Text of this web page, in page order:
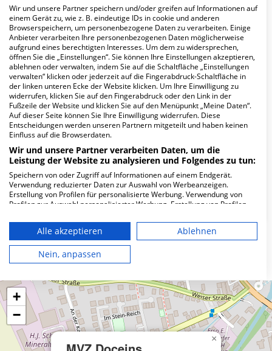
FAQ
Hier ﬁnden Sie häuﬁg gestellte Fragen zu dieser Klinik.
Wie lautet die Adresse von MVZ Doceins West
GmbH?
Hauptstr. 123
56170 Bendorf
Wie ist die Telefonnummer von MVZ Doceins
West GmbH?
Karte
×
+
−
Wir und unsere Partner speichern und/oder greifen auf Informationen auf
einem Gerät zu, wie z. B. eindeutige IDs in cookie und anderen
Browserspeichern, um personenbezogene Daten zu verarbeiten. Einige
Anbieter verarbeiten Ihre personenbezogenen Daten möglicherweise
aufgrund eines berechtigten Interesses. Um dem zu widersprechen,
öffnen Sie die „Einstellungen“. Sie können Ihre Einstellungen akzeptieren,
ablehnen oder verwalten, indem Sie auf die Schaltfläche „Einstellungen
verwalten“ klicken oder jederzeit auf die Fingerabdruck-Schaltfläche in
der linken unteren Ecke der Website klicken. Um Ihre Einwilligung zu
widerrufen, klicken Sie auf den Fingerabdruck oder den Link in der
Fußzeile der Website und klicken Sie auf den Menüpunkt „Meine Daten“.
Auf dieser Seite können Sie Ihre Einwilligung widerrufen. Diese
Entscheidungen werden unseren Partnern mitgeteilt und haben keinen
Einfluss auf die Browserdaten.
Wir und unsere Partner verarbeiten Daten, um die
Leistung der Website zu analysieren und Folgendes zu tun:
Speichern von oder Zugriff auf Informationen auf einem Endgerät.
Verwendung reduzierter Daten zur Auswahl von Werbeanzeigen.
Erstellung von Profilen für personalisierte Werbung. Verwendung von
Profilen zur Auswahl personalisierter Werbung. Erstellung von Profilen
personalisierter Inhalte. Messung der Werbeleistung. Messung der
Performance von Inhalten. Analyse von Zielgruppen durch Statistiken
oder Kombinationen von Daten aus verschiedenen Quellen. Entwicklung
und Verbesserung der Angebote. Verwendung reduzierter Daten zur
Auswahl von Inhalten.
die USA gesendet werden.
Ihre Einwilligung und die cookie Richtlinie gelten ausschließlich für diese
Website/App.
Partnerliste anzeigen (1 IAB-Anbieter)
Wir nutzen Ihre Daten für folgende Zwecke:
Alle akzeptieren
Ablehnen
Nein, anpassen